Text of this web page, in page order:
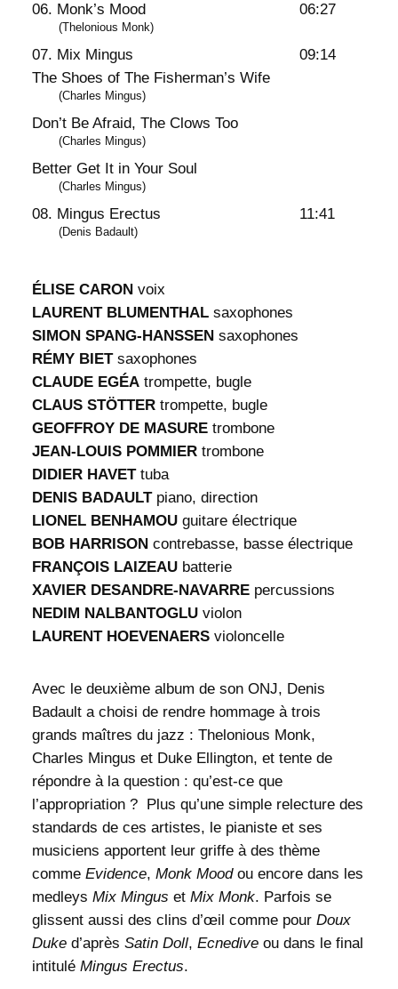
06. Monk’s Mood
(Thelonious Monk)
06:27
07. Mix Mingus
09:14
The Shoes of The Fisherman’s Wife
(Charles Mingus)
Don’t Be Afraid, The Clows Too
(Charles Mingus)
Better Get It in Your Soul
(Charles Mingus)
08. Mingus Erectus
(Denis Badault)
11:41
ÉLISE CARON voix
LAURENT BLUMENTHALsaxophones
SIMON SPANG-HANSSENsaxophones
RÉMY BIET saxophones
CLAUDE EGÉAtrompette, bugle
CLAUS STÖTTERtrompette, bugle
GEOFFROY DE MASUREtrombone
JEAN-LOUIS POMMIERtrombone
DIDIER HAVETtuba
DENIS BADAULTpiano, direction
LIONEL BENHAMOUguitare électrique
BOB HARRISON contrebasse, basse électrique
FRANÇOIS LAIZEAUbatterie
XAVIER DESANDRE-NAVARREpercussions
NEDIM NALBANTOGLUviolon
LAURENT HOEVENAERSvioloncelle
Avec le deuxième album de son ONJ, Denis
Badault a choisi de rendre hommage à trois
grands maîtres du jazz : Thelonious Monk,
Charles Mingus et Duke Ellington, et tente de
répondre à la question : qu’est-ce que
l’appropriation ? Plus qu’une simple relecture des
standards de ces artistes, le pianiste et ses
musiciens apportent leur griffe à des thème
comme Evidence, Monk Moodou encore dans les
medleys Mix Mingus et Mix Monk. Parfois se
glissent aussi des clins d’œil comme pour Doux
Duked’après Satin Doll, Ecnediveou dans le final
intitulé Mingus Erectus.